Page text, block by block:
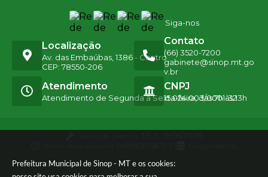
Prefeitura Municipal de Sinop - MT e os cookies:
Siga-nos
Localização
Av. das Embaúbas, 1386 - Centro
CEP: 78550-206
Contato
(66) 3520-7200
gabinete@sinop.mt.go
v.br
Atendimento
Atendimento de Segunda a Sexta-feira, das 7h às 13h
CNPJ
15.024.003/0001-32